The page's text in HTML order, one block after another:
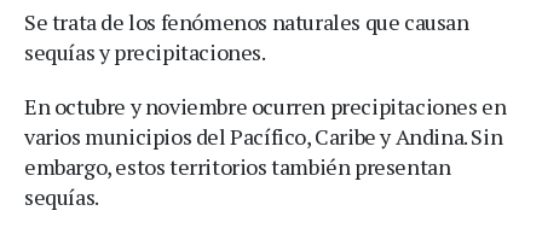
Se trata de los fenómenos naturales que causan
sequías y precipitaciones.
En octubre y noviembre ocurren precipitaciones en
varios municipios del Pacífico, Caribe y Andina. Sin
embargo, estos territorios también presentan
sequías.